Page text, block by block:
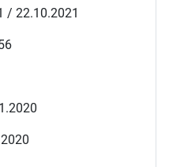
/ 22.10.2021